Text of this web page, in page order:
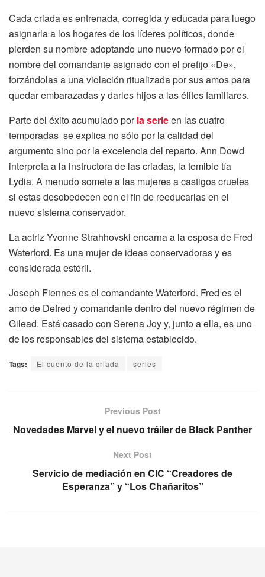
Cada criada es entrenada, corregida y educada para luego
asignarla a los hogares de los líderes políticos, donde
pierden su nombre adoptando uno nuevo formado por el
nombre del comandante asignado con el prefijo «De»,
forzándolas a una violación ritualizada por sus amos para
quedar embarazadas y darles hijos a las élites familiares.
Parte del éxito acumulado porla serieen las cuatro
temporadas se explica no sólo por la calidad del
argumento sino por la excelencia del reparto. Ann Dowd
interpreta a la instructora de las criadas, la temible tía
Lydia. A menudo somete a las mujeres a castigos crueles
si estas desobedecen con el fin de reeducarlas en el
nuevo sistema conservador.
La actriz Yvonne Strahhovski encarna a la esposa de Fred
Waterford. Es una mujer de ideas conservadoras y es
considerada estéril.
Joseph Fiennes es el comandante Waterford. Fred es el
amo de Defred y comandante dentro del nuevo régimen de
Gilead. Está casado con Serena Joy y, junto a ella, es uno
de los responsables del sistema establecido.
Tags: El cuento de la criada series
Previous Post
Novedades Marvel y el nuevo tráiler de Black Panther
Next Post
Servicio de mediación en CIC “Creadores de
Esperanza” y “Los Chañaritos”